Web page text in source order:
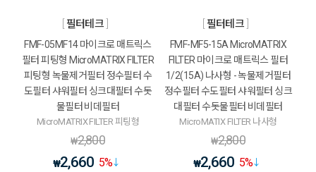
필터테크
FMF-05MF14 마이크로 매트릭스
필터 피팅형 MicroMATRIX FILTER
피팅형 녹물제거필터 정수필터 수
도필터 샤워필터 싱크대필터 수돗
물필터 비데필터
MicroMATRIX FILTER 피팅형
₩2,800
₩2,660 5%
필터테크
FMF-MF5-15A MicroMATRIX
FILTER 마이크로 매트릭스 필터
1/2(15A) 나사형 - 녹물제거필터
정수필터 수도필터 샤워필터 싱크
대필터 수돗물필터 비데필터
MicroMATIX FILTER 나사형
₩2,800
₩2,660 5%